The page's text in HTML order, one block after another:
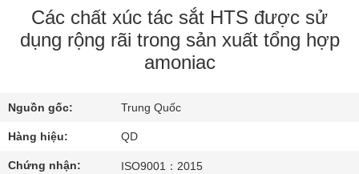
TÔI
NHÀ
MÁY
Các chất xúc tác sắt HTS được sử
dụng rộng rãi trong sản xuất tổng hợp
amoniac
Nguồn gốc: Trung Quốc
Hàng hiệu: QD
Chứng nhận: ISO9001：2015